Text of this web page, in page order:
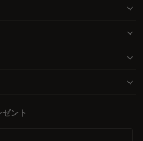
ットボウルスタンドなど、デザイ
を、あなたの理想のインテリアに
を使用し、耐久性に優れているた
ント